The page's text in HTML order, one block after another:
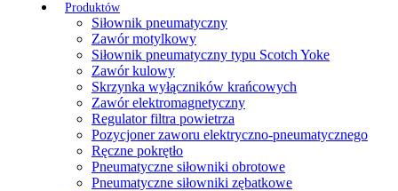
Produktów
Siłownik pneumatyczny
Zawór motylkowy
Siłownik pneumatyczny typu Scotch Yoke
Zawór kulowy
Skrzynka wyłączników krańcowych
Zawór elektromagnetyczny
Regulator filtra powietrza
Pozycjoner zaworu elektryczno-pneumatycznego
Ręczne pokrętło
Pneumatyczne siłowniki obrotowe
Pneumatyczne siłowniki zębatkowe